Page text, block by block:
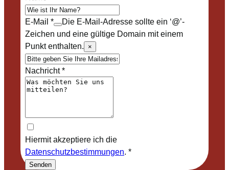
E-Mail *
Die E-Mail-Adresse sollte ein ‘@’-
Zeichen und eine gültige Domain mit einem
Punkt enthalten.
×
Nachricht*
Hiermit akzeptiere ich die
Datenschutzbestimmungen. *
Senden